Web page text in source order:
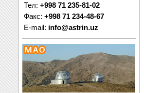
Тел: +998 71 235-81-02
Факс: +998 71 234-48-67
E-mail: info@astrin.uz